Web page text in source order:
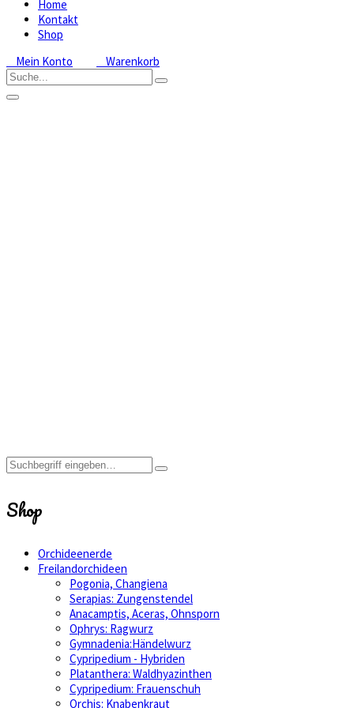
Home
Kontakt
Shop
Mein Konto
Warenkorb
Shop
Orchideenerde
Freilandorchideen
Pogonia, Changiena
Serapias: Zungenstendel
Anacamptis, Aceras, Ohnsporn
Ophrys: Ragwurz
Gymnadenia:Händelwurz
Cypripedium - Hybriden
Platanthera: Waldhyazinthen
Cypripedium: Frauenschuh
Orchis: Knabenkraut